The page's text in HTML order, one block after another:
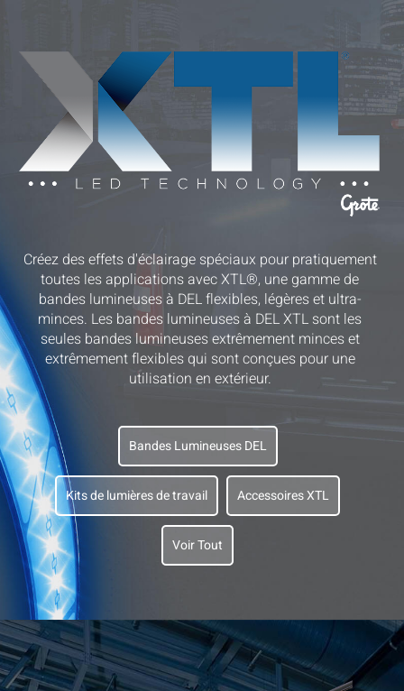
Créez des effets d'éclairage spéciaux pour pratiquement
toutes les applications avec XTL®, une gamme de
bandes lumineuses à DEL flexibles, légères et ultra-
minces. Les bandes lumineuses à DEL XTL sont les
seules bandes lumineuses extrêmement minces et
extrêmement flexibles qui sont conçues pour une
utilisation en extérieur.
Bandes Lumineuses DEL
Kits de lumières de travail Accessoires XTL
Voir Tout